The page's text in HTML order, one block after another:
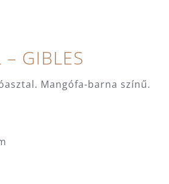
– GIBLES
Mangófa-barna színű.